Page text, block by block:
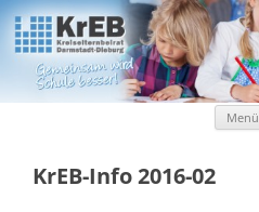
KrEB Darmstadt-Dieburg
Kreiselternbeirat Darmstadt-Dieburg
Menü
KrEB-Info 2016-02